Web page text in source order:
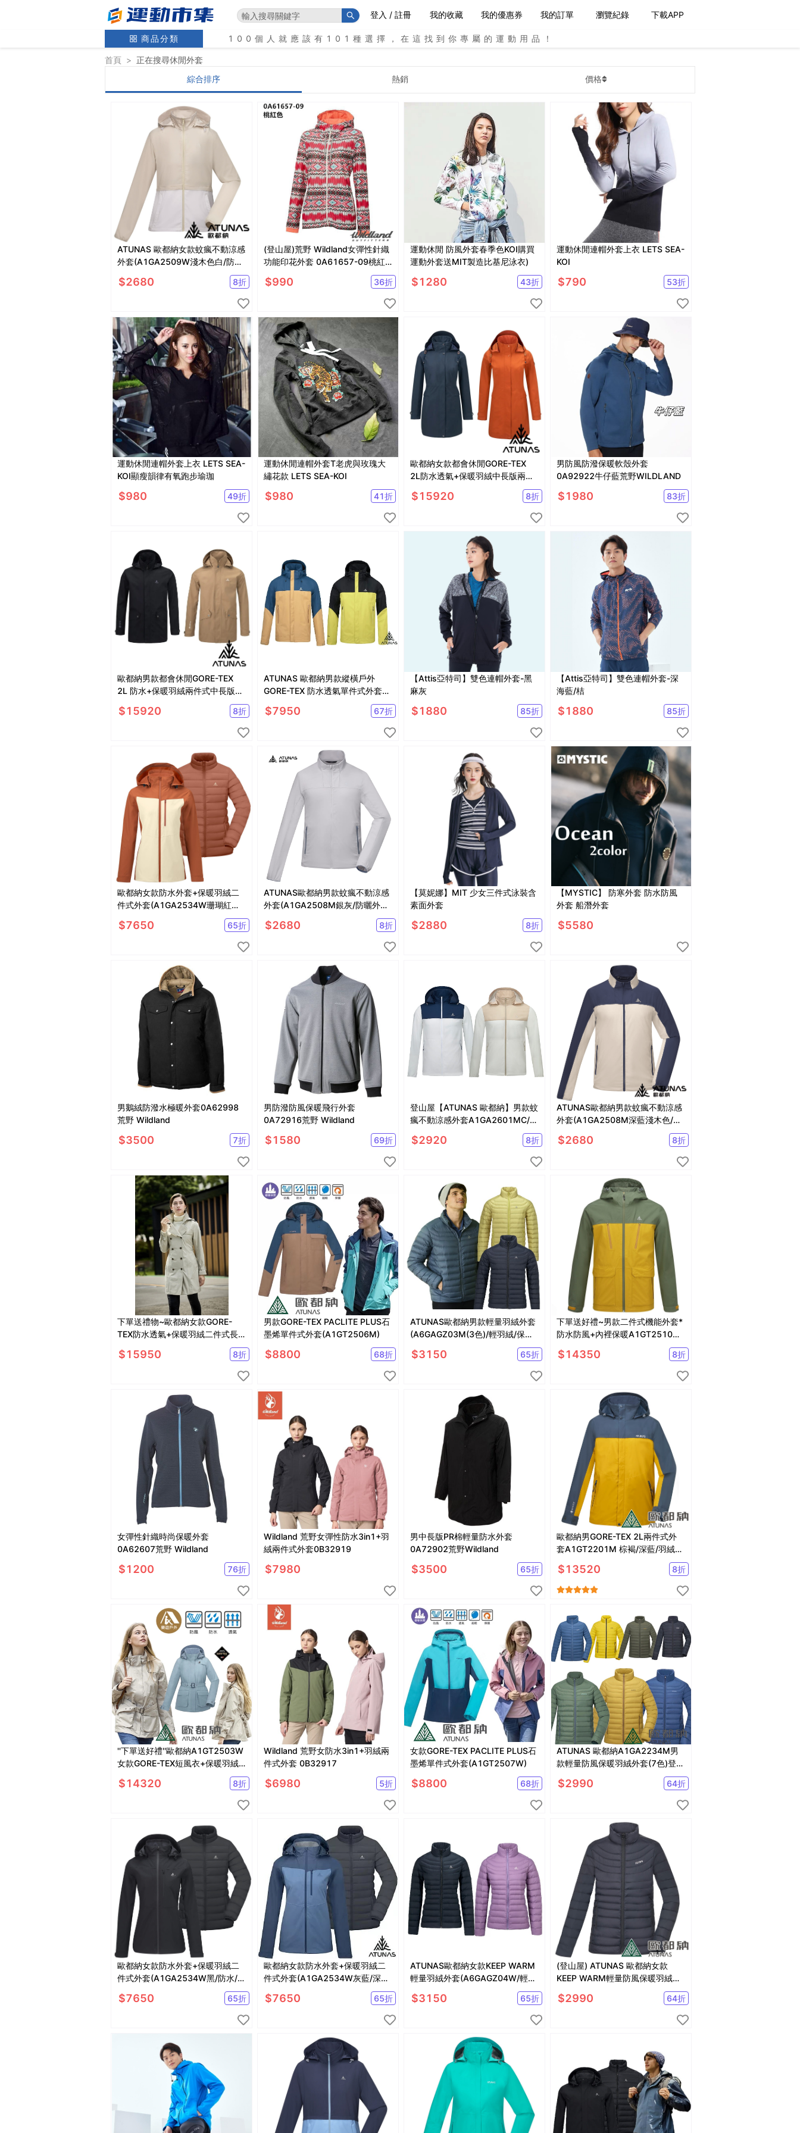
登入 / 註冊 我的收藏 我的優惠券 我的訂單 瀏覽紀錄 下載APP
商品分類 100個人就應該有101種選擇，在這找到你專屬的運動用品！
首頁 > 正在搜尋休閒外套
綜合排序
熱銷 價格
ATUNAS 歐都納女款蚊瘋不動涼感
外套(A1GA2509W淺木色白/防曬
$2680 8折
(登山屋)荒野 Wildland女彈性針織
功能印花外套 0A61657-09桃紅
$990 36折
運動休閒 防風外套春季色KOI購買
運動外套送MIT製造比基尼泳衣)
$1280 43折
運動休閒連帽外套上衣 LETS SEA-
KOI
$790 53折
運動休閒連帽外套上衣 LETS SEA-
KOI顯瘦韻律有氧跑步瑜珈
$980 49折
運動休閒連帽外套T老虎與玫瑰大
繡花款 LETS SEA-KOI
$980 41折
歐都納女款都會休閒GORE-TEX
2L防水透氣+保暖羽絨中長版兩件
$15920 8折
男防風防潑保暖軟殼外套
0A92922牛仔藍荒野WILDLAND
$1980 83折
歐都納男款都會休閒GORE-TEX
2L 防水+保暖羽絨兩件式中長版外
$15920 8折
ATUNAS 歐都納男款縱橫戶外
GORE-TEX 防水透氣單件式外套
$7950 67折
【Attis亞特司】雙色連帽外套-黑
麻灰
$1880 85折
【Attis亞特司】雙色連帽外套-深
海藍/桔
$1880 85折
歐都納女款防水外套+保暖羽絨二
件式外套(A1GA2534W珊瑚紅米
$7650 65折
ATUNAS歐都納男款蚊瘋不動涼感
外套(A1GA2508M銀灰/防曬外套/
$2680 8折
【莫妮娜】MIT 少女三件式泳裝含
素面外套
$2880 8折
【MYSTIC】 防寒外套 防水防風
外套 船潛外套
$5580
男鵝絨防潑水極暖外套0A62998
荒野 Wildland
$3500 7折
男防潑防風保暖飛行外套
0A72916荒野 Wildland
$1580 69折
登山屋【ATUNAS 歐都納】男款蚊
瘋不動涼感外套A1GA2601MC/風
$2920 8折
ATUNAS歐都納男款蚊瘋不動涼感
外套(A1GA2508M深藍淺木色/防
$2680 8折
下單送禮物~歐都納女款GORE-
TEX防水透氣+保暖羽絨二件式長
$15950 8折
男款GORE-TEX PACLITE PLUS石
墨烯單件式外套(A1GT2506M)
$8800 68折
ATUNAS歐都納男款輕量羽絨外套
(A6GAGZ03M(3色)/輕羽絨/保暖/
$3150 65折
下單送好禮~男款二件式機能外套*
防水防風+內裡保暖A1GT2510M
$14350 8折
女彈性針織時尚保暖外套
0A62607荒野 Wildland
$1200 76折
Wildland 荒野女彈性防水3in1+羽
絨兩件式外套0B32919
$7980
男中長版PR棉輕量防水外套
0A72902荒野Wildland
$3500 65折
歐都納男GORE-TEX 2L兩件式外
套A1GT2201M 棕褐/深藍/羽絨內
$13520 8折
''下單送好禮''歐都納A1GT2503W
女款GORE-TEX短風衣+保暖羽絨
$14320 8折
Wildland 荒野女防水3in1+羽絨兩
件式外套 0B32917
$6980 5折
女款GORE-TEX PACLITE PLUS石
墨烯單件式外套(A1GT2507W)
$8800 68折
ATUNAS 歐都納A1GA2234M男
款輕量防風保暖羽絨外套(7色)登山
$2990 64折
歐都納女款防水外套+保暖羽絨二
件式外套(A1GA2534W黑/防水/防
$7650 65折
歐都納女款防水外套+保暖羽絨二
件式外套(A1GA2534W灰藍/深藍/
$7650 65折
ATUNAS歐都納女款KEEP WARM
輕量羽絨外套(A6GAGZ04W/輕羽
$3150 65折
(登山屋) ATUNAS 歐都納女款
KEEP WARM輕量防風保暖羽絨外
$2990 64折